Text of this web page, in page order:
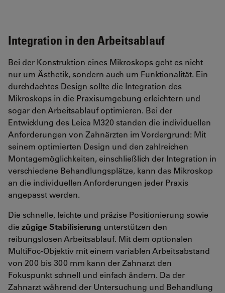
Integration in den Arbeitsablauf
Bei der Konstruktion eines Mikroskops geht es nicht
nur um Ästhetik, sondern auch um Funktionalität. Ein
durchdachtes Design sollte die Integration des
Mikroskops in die Praxisumgebung erleichtern und
sogar den Arbeitsablauf optimieren. Bei der
Entwicklung des Leica M320 standen die individuellen
Anforderungen von Zahnärzten im Vordergrund: Mit
seinem optimierten Design und den zahlreichen
Montagemöglichkeiten, einschließlich der Integration in
verschiedene Behandlungsplätze, kann das Mikroskop
an die individuellen Anforderungen jeder Praxis
angepasst werden.
Die schnelle, leichte und präzise Positionierung sowie
die zügige Stabilisierung unterstützen den
reibungslosen Arbeitsablauf. Mit dem optionalen
MultiFoc-Objektiv mit einem variablen Arbeitsabstand
von 200 bis 300 mm kann der Zahnarzt den
Fokuspunkt schnell und einfach ändern. Da der
Zahnarzt während der Untersuchung und Behandlung